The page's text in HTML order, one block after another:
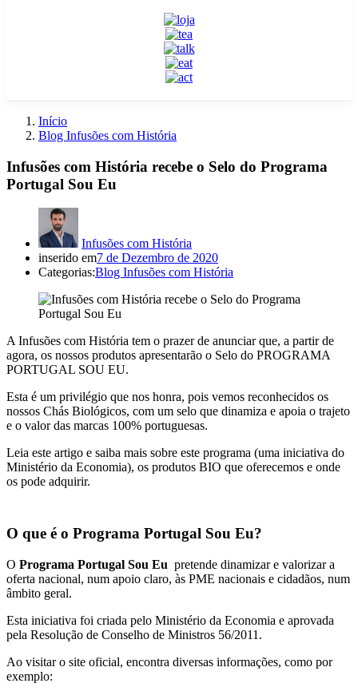
Início
Blog Infusões com História
Infusões com História recebe o Selo do Programa
Portugal Sou Eu
Infusões com História
inserido em7 de Dezembro de 2020
Categorias:Blog Infusões com História
A Infusões com História tem o prazer de anunciar que, a partir de
agora, os nossos produtos apresentarão o Selo do PROGRAMA
PORTUGAL SOU EU.
Esta é um privilégio que nos honra, pois vemos reconhecidos os
nossos Chás Biológicos, com um selo que dinamiza e apoia o trajeto
e o valor das marcas 100% portuguesas.
Leia este artigo e saiba mais sobre este programa (uma iniciativa do
Ministério da Economia), os produtos BIO que oferecemos e onde
os pode adquirir.
O que é o Programa Portugal Sou Eu?
O Programa Portugal Sou Eu pretende dinamizar e valorizar a
oferta nacional, num apoio claro, às PME nacionais e cidadãos, num
âmbito geral.
Esta iniciativa foi criada pelo Ministério da Economia e aprovada
pela Resolução de Conselho de Ministros 56/2011.
Ao visitar o site oficial, encontra diversas informações, como por
exemplo: